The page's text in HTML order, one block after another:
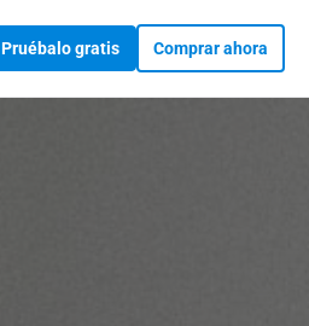
Pruébalo gratis Comprar ahora